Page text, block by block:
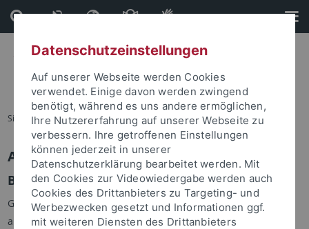
Direkt
zum
Inhalt
Direkt
zur
Fußleiste
Sie sind hier: Startseite
Anmelden
Benutzeranmeldung
Geben Sie Ihren Benutzernamen und Ihr Passwort an um sich
anzumelden:
Datenschutzeinstellungen
Auf unserer Webseite werden Cookies
verwendet. Einige davon werden zwingend
benötigt, während es uns andere ermöglichen,
Ihre Nutzererfahrung auf unserer Webseite zu
verbessern. Ihre getroffenen Einstellungen
können jederzeit in unserer
Datenschutzerklärung bearbeitet werden. Mit
den Cookies zur Videowiedergabe werden auch
Cookies des Drittanbieters zu Targeting- und
Werbezwecken gesetzt und Informationen ggf.
mit weiteren Diensten des Drittanbieters